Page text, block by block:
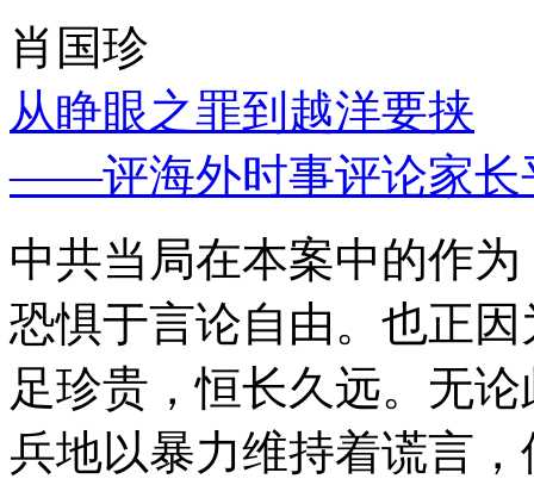
肖国珍
从睁眼之罪到越洋要挟
——评海外时事评论家长
中共当局在本案中的作
恐惧于言论自由。也正
足珍贵，恒长久远。无
兵地以暴力维持着谎言